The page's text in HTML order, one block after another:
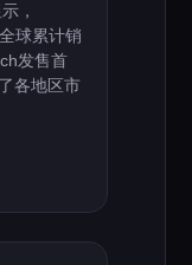
，
球累计销
发售首
各地区市